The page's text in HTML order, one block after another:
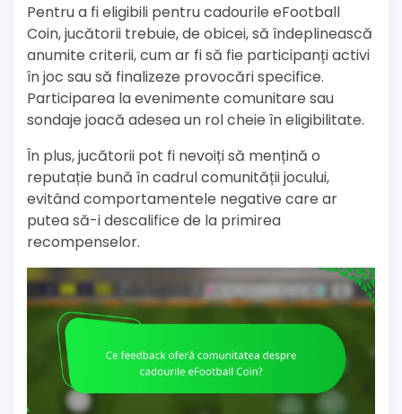
Pentru a fi eligibili pentru cadourile eFootball
Coin, jucătorii trebuie, de obicei, să îndeplinească
anumite criterii, cum ar fi să fie participanți activi
în joc sau să finalizeze provocări specifice.
Participarea la evenimente comunitare sau
sondaje joacă adesea un rol cheie în eligibilitate.
În plus, jucătorii pot fi nevoiți să mențină o
reputație bună în cadrul comunității jocului,
evitând comportamentele negative care ar
putea să-i descalifice de la primirea
recompenselor.